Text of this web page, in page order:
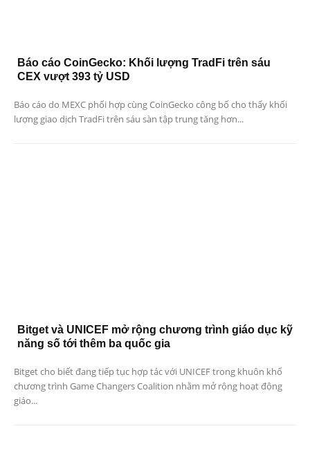
Báo cáo CoinGecko: Khối lượng TradFi trên sáu
CEX vượt 393 tỷ USD
Báo cáo do MEXC phối hợp cùng CoinGecko công bố cho thấy khối
lượng giao dịch TradFi trên sáu sàn tập trung tăng hơn...
Bitget và UNICEF mở rộng chương trình giáo dục kỹ
năng số tới thêm ba quốc gia
Bitget cho biết đang tiếp tục hợp tác với UNICEF trong khuôn khổ
chương trình Game Changers Coalition nhằm mở rộng hoạt động
giáo...